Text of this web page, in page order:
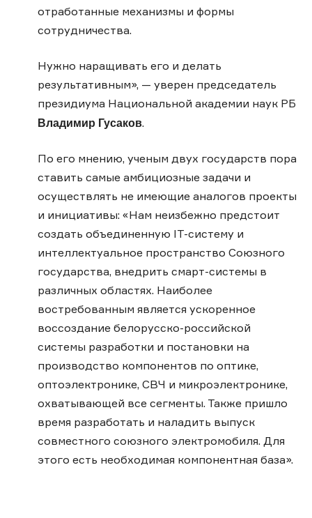
отработанные механизмы и формы
сотрудничества.
Нужно наращивать его и делать
результативным», — уверен председатель
президиума Национальной академии наук РБ
Владимир Гусаков.
По его мнению, ученым двух государств пора
ставить самые амбициозные задачи и
осуществлять не имеющие аналогов проекты
и инициативы: «Нам неизбежно предстоит
создать объединенную IT-систему и
интеллектуальное пространство Союзного
государства, внедрить смарт-системы в
различных областях. Наиболее
востребованным является ускоренное
воссоздание белорусско-российской
системы разработки и постановки на
производство компонентов по оптике,
оптоэлектронике, СВЧ и микроэлектронике,
охватывающей все сегменты. Также пришло
время разработать и наладить выпуск
совместного союзного электромобиля. Для
этого есть необходимая компонентная база».